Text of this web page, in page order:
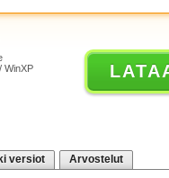
WinXP
versiot Arvostelut